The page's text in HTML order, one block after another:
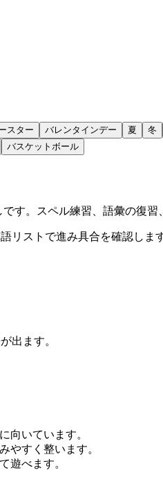
スター バレンタインデー 夏 冬
バスケットボール
す。スペル練習、語彙の復習
ストで進み具合を確認しま
出ます。
向いています。
やすく整います。
遊べます。